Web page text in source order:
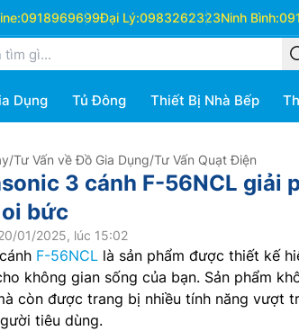
0918969699Đại Lý:0983262323Ninh Bình:
Dụng Tủ Đông Thiết Bị Nhà Bếp
/Tư Vấn về Đồ Gia Dụng/Tư Vấn Quạt Điện
3 cánh F-56NCL giải
bức
01/2025, lúc 15:02
F-56NCL là sản phẩm được thiết kế
không gian sống của bạn. Sản phẩm
còn được trang bị nhiều tính năng vượt
tiêu dùng.